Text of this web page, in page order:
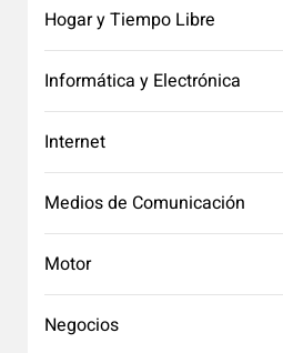
Hogar y Tiempo Libre
Informática y Electrónica
Internet
Medios de Comunicación
Motor
Negocios